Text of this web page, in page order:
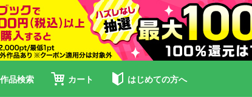
作品検索 カート はじめての方へ